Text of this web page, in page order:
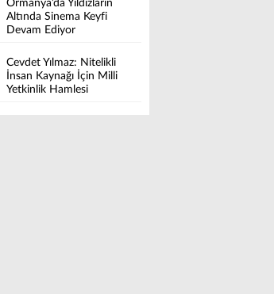
Ormanya’da Yıldızların
Altında Sinema Keyfi
Devam Ediyor
Cevdet Yılmaz: Nitelikli
İnsan Kaynağı İçin Milli
Yetkinlik Hamlesi